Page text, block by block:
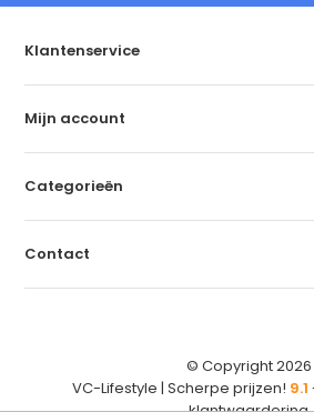
Klantenservice
Mijn account
Categorieën
Contact
© Copyright 2026
VC-Lifestyle | Scherpe prijzen! 9.1